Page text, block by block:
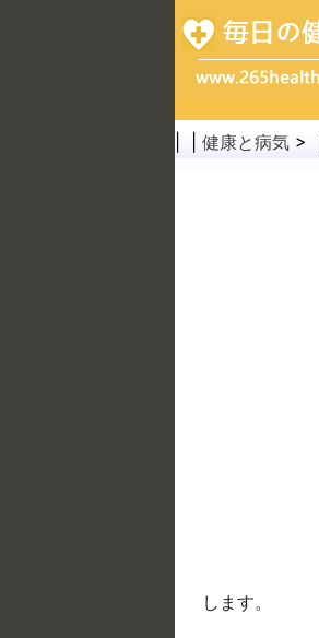
健康と病気 > |
します。